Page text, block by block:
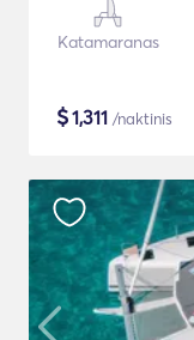
Katamaranas
$1,311 /naktinis